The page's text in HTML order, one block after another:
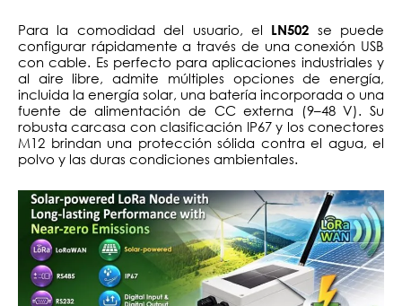
Para la comodidad del usuario, el LN502 se puede
configurar rápidamente a través de una conexión USB
con cable. Es perfecto para aplicaciones industriales y
al aire libre, admite múltiples opciones de energía,
incluida la energía solar, una batería incorporada o una
fuente de alimentación de CC externa (9–48 V). Su
robusta carcasa con clasificación IP67 y los conectores
M12 brindan una protección sólida contra el agua, el
polvo y las duras condiciones ambientales.